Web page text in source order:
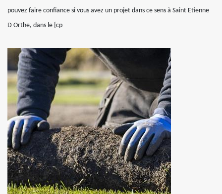
pouvez faire confiance si vous avez un projet dans ce sens à Saint Etienne
D Orthe, dans le {cp